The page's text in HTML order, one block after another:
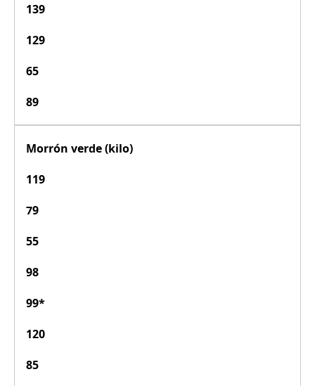
139
129
65
89
Morrón verde (kilo)
119
79
55
98
99*
120
85